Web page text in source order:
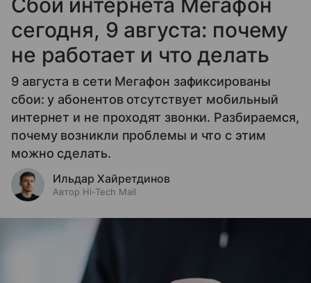
Сбой интернета Мегафон
сегодня, 9 августа: почему
не работает и что делать
9 августа в сети Мегафон зафиксированы
сбои: у абонентов отсутствует мобильный
интернет и не проходят звонки. Разбираемся,
почему возникли проблемы и что с этим
можно сделать.
Ильдар Хайретдинов
Автор Hi-Tech Mail